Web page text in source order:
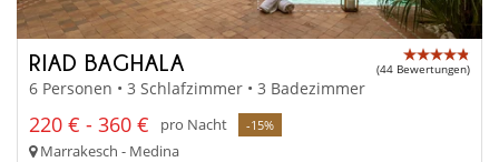
RIAD BAGHALA (44 Bewertungen)
6 Personen • 3 Schlafzimmer • 3 Badezimmer
220 € - 360 € pro Nacht -15%
Marrakesch - Medina